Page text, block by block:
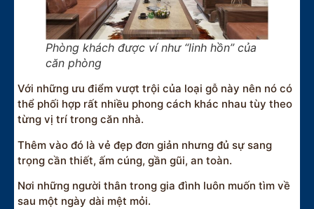
Phòng khách được ví như “linh hồn” của
căn phòng
Với những ưu điểm vượt trội của loại gỗ này nên nó có
thể phối hợp rất nhiều phong cách khác nhau tùy theo
từng vị trí trong căn nhà.
Thêm vào đó là vẻ đẹp đơn giản nhưng đủ sự sang
trọng cần thiết, ấm cúng, gần gũi, an toàn.
Nơi những người thân trong gia đình luôn muốn tìm về
sau một ngày dài mệt mỏi.